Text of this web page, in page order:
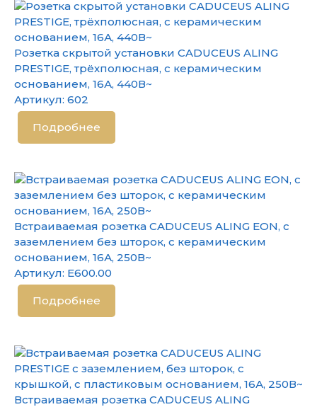
Розетка скрытой установки CADUCEUS ALING
PRESTIGE, трёхполюсная, с керамическим
основанием, 16А, 440В~
Артикул: 602
Подробнее
Встраиваемая розетка CADUCEUS ALING EON, с
заземлением без шторок, с керамическим
основанием, 16А, 250В~
Артикул: E600.00
Подробнее
Встраиваемая розетка CADUCEUS ALING